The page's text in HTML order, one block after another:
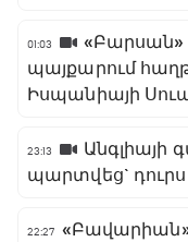
01:03
պայքարում
Իսպանիայի
23:13
Անգլիայի
պարտվեց`
22:27 «Բավարիան»